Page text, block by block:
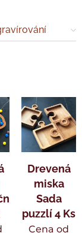
Drevená
miska
Sada
puzzlí 4 Ks
Cena od